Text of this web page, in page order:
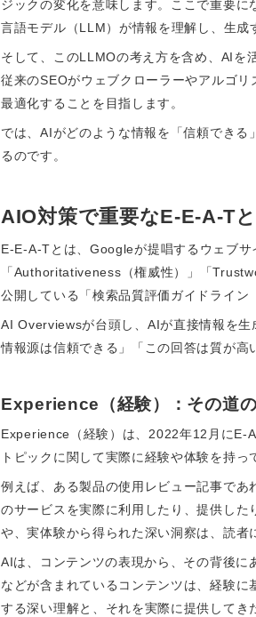
ジックの変化を意味します。ここで重要
言語モデル（LLM）が情報を理解し、生成
そして、このLLMOの考え方を含め、AIを
従来のSEOがウェブクローラーやアルゴ
最適化することを目指します。
では、AIがどのような情報を「信頼でき
るのです。
AIO対策で重要なE-E-A-T
E-E-A-Tとは、Googleが提唱するウェブ
「Authoritativeness（権威性）」「
公開している「検索品質評価ガイドライ
AI Overviewsが台頭し、AIが直接情報を
情報源は信頼できる」「この回答は質が高
Experience（経験）：その道
Experience（経験）は、2022年12月にE-
トピックに関して実際に経験や体験を持
例えば、ある製品の使用レビュー記事で
のサービスを実際に利用したり、提供し
や、実体験から得られた深い洞察は、読者
AIは、コンテンツの表現から、その背後に
などが含まれているコンテンツは、経験
する深い理解と、それを実際に提供してき